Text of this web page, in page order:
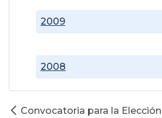
2008
2009
Convocatoria para la